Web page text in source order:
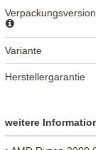
Verpackungsversion
Variante
Herstellergarantie
weitere